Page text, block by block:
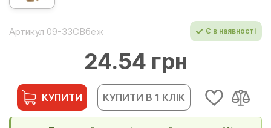
Артикул 09-33СВбеж Є в наявності
24.54 грн
КУПИТИ КУПИТИ В 1 КЛІК